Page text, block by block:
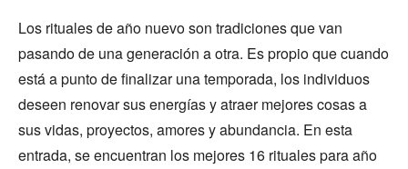
Los rituales de año nuevo son tradiciones que van
pasando de una generación a otra. Es propio que cuando
está a punto de finalizar una temporada, los individuos
deseen renovar sus energías y atraer mejores cosas a
sus vidas, proyectos, amores y abundancia. En esta
entrada, se encuentran los mejores 16 rituales para año